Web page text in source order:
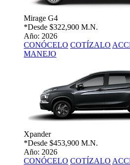
Mirage G4
*Desde $322,900 M.N.
Año: 2026
CONÓCELO COTÍZALO
MANEJO
Xpander
*Desde $453,900 M.N.
Año: 2026
CONÓCELO COTÍZALO